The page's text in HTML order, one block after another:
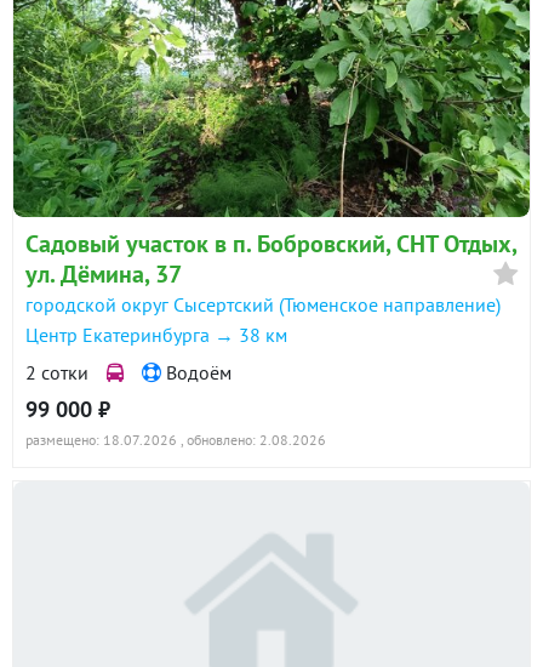
Садовый участок в п. Бобровский, СНТ Отдых,
ул. Дёмина, 37
городской округ Сысертский (Тюменское направление)
Центр Екатеринбурга → 38 км
2 сотки
Водоём
99 000 ₽
размещено: 18.07.2026 , обновлено: 2.08.2026